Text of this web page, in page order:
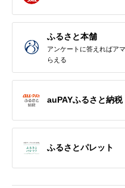
ふるさと本舗
アンケートに答えればア
らえる
auPAYふるさと納税
ふるさとパレット